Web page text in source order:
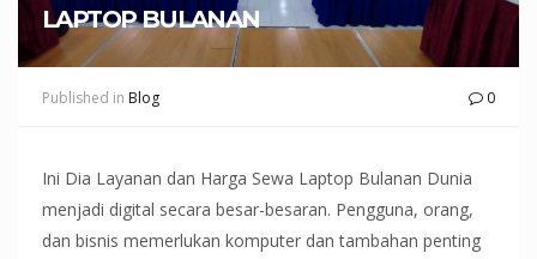
LAPTOP BULANAN
Published in Blog 0
Ini Dia Layanan dan Harga Sewa Laptop Bulanan Dunia
menjadi digital secara besar-besaran. Pengguna, orang,
dan bisnis memerlukan komputer dan tambahan penting